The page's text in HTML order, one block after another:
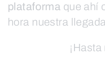
plataforma que ahí
hora nuestra